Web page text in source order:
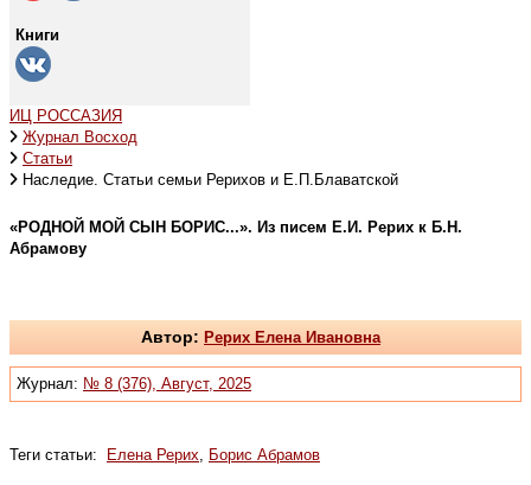
Книги
ИЦ РОССАЗИЯ
Журнал Восход
Статьи
Наследие. Статьи семьи Рерихов и Е.П.Блаватской
«РОДНОЙ МОЙ СЫН БОРИС...». Из писем Е.И. Рерих к Б.Н.
Абрамову
Автор: Рерих Елена Ивановна
Журнал: № 8 (376), Август, 2025
Теги статьи: Елена Рерих Борис Абрамов